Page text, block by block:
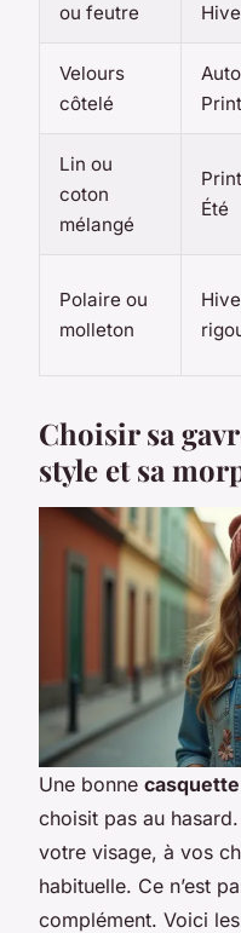
ou feutre
Velours
côtelé
Lin ou
coton
mélangé
Été
Polaire ou
molleton
Choisir sa
style et sa
Une bonne
choisit pas au
votre visage, à vos
habituelle. Ce n’est
complément. Voici